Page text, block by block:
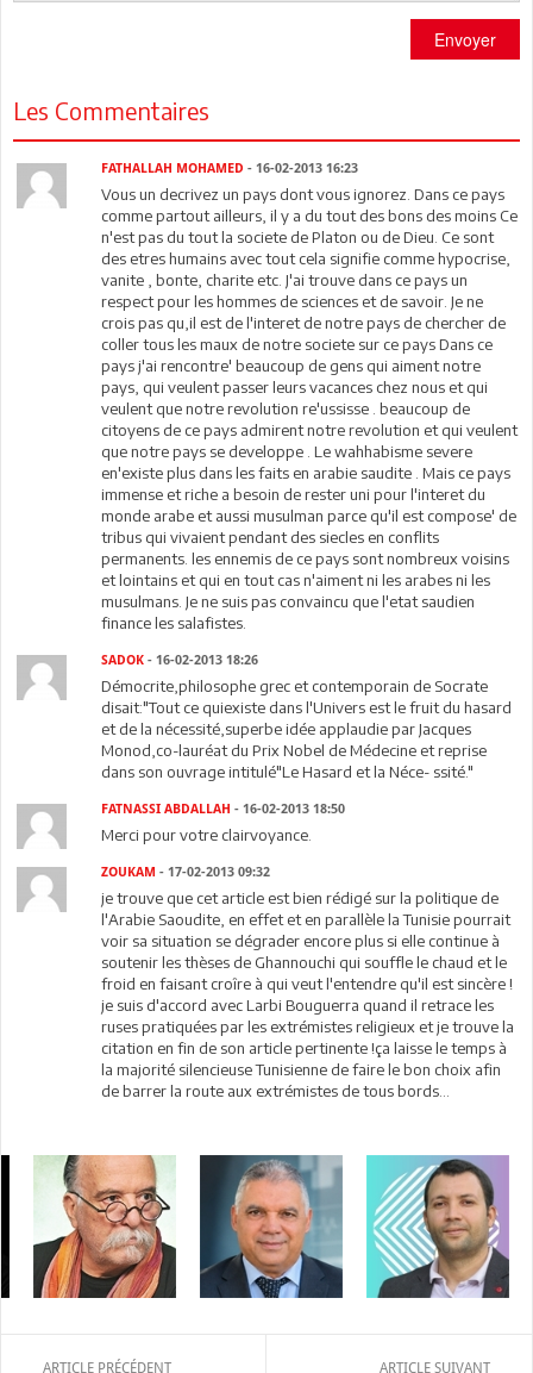
Envoyer
Les Commentaires
FATHALLAH MOHAMED - 16-02-2013 16:23
Vous un decrivez un pays dont vous ignorez. Dans ce pays
comme partout ailleurs, il y a du tout des bons des moins Ce
n'est pas du tout la societe de Platon ou de Dieu. Ce sont
des etres humains avec tout cela signifie comme hypocrise,
vanite , bonte, charite etc. J'ai trouve dans ce pays un
respect pour les hommes de sciences et de savoir. Je ne
crois pas qu,il est de l'interet de notre pays de chercher de
coller tous les maux de notre societe sur ce pays Dans ce
pays j'ai rencontre' beaucoup de gens qui aiment notre
pays, qui veulent passer leurs vacances chez nous et qui
veulent que notre revolution re'ussisse . beaucoup de
citoyens de ce pays admirent notre revolution et qui veulent
que notre pays se developpe . Le wahhabisme severe
en'existe plus dans les faits en arabie saudite . Mais ce pays
immense et riche a besoin de rester uni pour l'interet du
monde arabe et aussi musulman parce qu'il est compose' de
tribus qui vivaient pendant des siecles en conflits
permanents. les ennemis de ce pays sont nombreux voisins
et lointains et qui en tout cas n'aiment ni les arabes ni les
musulmans. Je ne suis pas convaincu que l'etat saudien
finance les salafistes.
SADOK - 16-02-2013 18:26
Démocrite,philosophe grec et contemporain de Socrate
disait:"Tout ce quiexiste dans l'Univers est le fruit du hasard
et de la nécessité,superbe idée applaudie par Jacques
Monod,co-lauréat du Prix Nobel de Médecine et reprise
dans son ouvrage intitulé"Le Hasard et la Néce- ssité."
FATNASSI ABDALLAH - 16-02-2013 18:50
Merci pour votre clairvoyance.
ZOUKAM - 17-02-2013 09:32
je trouve que cet article est bien rédigé sur la politique de
l'Arabie Saoudite, en effet et en parallèle la Tunisie pourrait
voir sa situation se dégrader encore plus si elle continue à
soutenir les thèses de Ghannouchi qui souffle le chaud et le
froid en faisant croîre à qui veut l'entendre qu'il est sincère !
je suis d'accord avec Larbi Bouguerra quand il retrace les
ruses pratiquées par les extrémistes religieux et je trouve la
citation en fin de son article pertinente !ça laisse le temps à
la majorité silencieuse Tunisienne de faire le bon choix afin
de barrer la route aux extrémistes de tous bords...
ARTICLE PRÉCÉDENT ARTICLE SUIVANT